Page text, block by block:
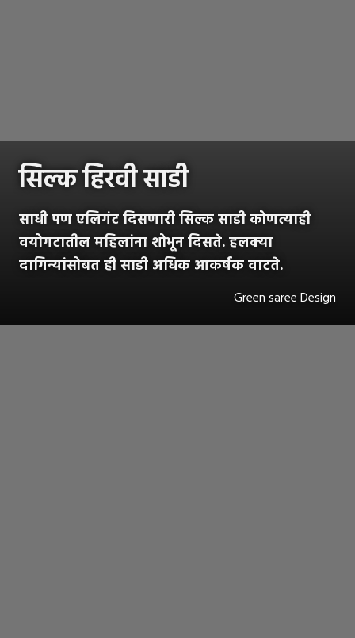
सिल्क हिरवी साडी
साधी पण एलिगंट दिसणारी सिल्क साडी कोणत्याही
वयोगटातील महिलांना शोभून दिसते. हलक्या
दागिन्यांसोबत ही साडी अधिक आकर्षक वाटते.
Green saree Design